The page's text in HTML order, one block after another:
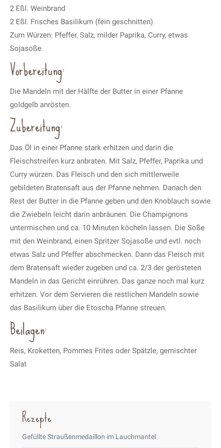
2 Eßl. Weinbrand
2 Eßl. Frisches Basilikum (fein geschnitten)
Zum Würzen: Pfeffer, Salz, milder Paprika, Curry, etwas
Sojasoße
Vorbereitung:
Die Mandeln mit der Hälfte der Butter in einer Pfanne
goldgelb anrösten.
Zubereitung:
Das Öl in einer Pfanne stark erhitzen und darin die
Fleischstreifen kurz anbraten. Mit Salz, Pfeffer, Paprika und
Curry würzen. Das Fleisch und den sich mittlerweile
gebildeten Bratensaft aus der Pfanne nehmen. Danach den
Rest der Butter in die Pfanne geben und den Knoblauch sowie
die Zwiebeln leicht darin anbräunen. Die Champignons
untermischen und ca. 10 Minuten köcheln lassen. Die Soße
mit den Weinbrand, einen Spritzer Sojasoße und evtl. noch
etwas Salz und Pfeffer abschmecken. Dann das Fleisch mit
dem Bratensaft wieder zugeben und ca. 2/3 der gerösteten
Mandeln in das Gericht einrühren. Das ganze noch mal kurz
erhitzen. Vor dem Servieren die restlichen Mandeln sowie
das Basilikum über die Etoscha Pfanne streuen.
Beilagen:
Reis, Kroketten, Pommes Frites oder Spätzle, gemischter
Salat
Rezepte
Gefüllte Straußenmedaillon im Lauchmantel